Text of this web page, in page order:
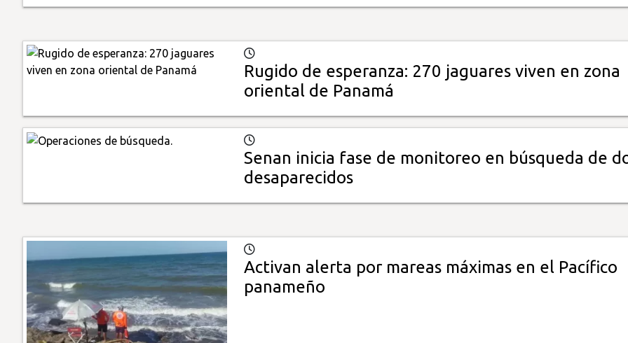
Rugido de esperanza: 270 jaguares viven en zona
oriental de Panamá
Senan inicia fase de monitoreo en búsqueda de
desaparecidos
Activan alerta por mareas máximas en el Pacífico
panameño